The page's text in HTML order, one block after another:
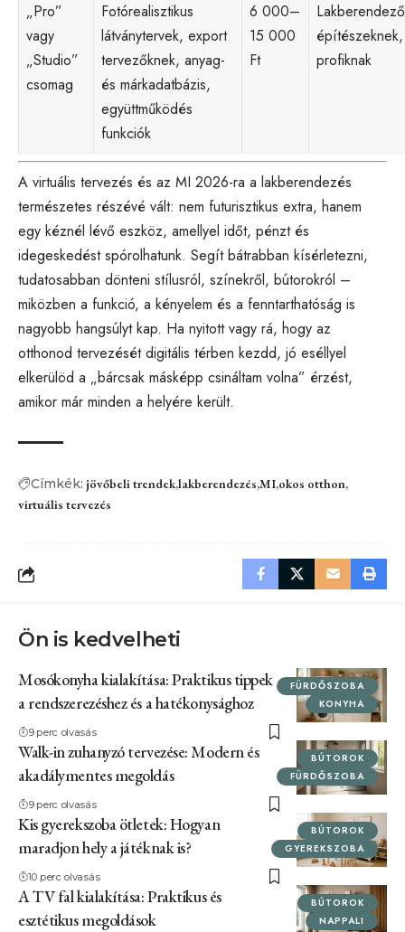
„Pro”
vagy
„Studio”
csomag
Fotórealisztikus
látványtervek, export
tervezőknek, anyag-
és márkadatbázis,
együttműködés
funkciók
6 000–
15 000
Ft
építészeknek,
profiknak
A virtuális tervezés és az MI 2026-ra a lakberendezés
természetes részévé vált: nem futurisztikus extra, hanem
egy kéznél lévő eszköz, amellyel időt, pénzt és
idegeskedést spórolhatunk. Segít bátrabban kísérletezni,
tudatosabban dönteni stílusról, színekről, bútorokról –
miközben a funkció, a kényelem és a fenntarthatóság is
nagyobb hangsúlyt kap. Ha nyitott vagy rá, hogy az
otthonod tervezését digitális térben kezdd, jó eséllyel
elkerülöd a „bárcsak másképp csináltam volna” érzést,
amikor már minden a helyére került.
Címkék: jövőbeli trendeklakberendezés MI okos otthon
virtuális tervezés
Ön is kedvelheti
FÜRDŐSZOBA
KONYHA
Mosókonyha kialakítása: Praktikus tippek
a rendszerezéshez és a hatékonysághoz
9 perc olvasás
BÚTOROK
FÜRDŐSZOBA
Walk-in zuhanyzó tervezése: Modern és
akadálymentes megoldás
9 perc olvasás
BÚTOROK
GYEREKSZOBA
Kis gyerekszoba ötletek: Hogyan
maradjon hely a játéknak is?
10 perc olvasás
BÚTOROK
NAPPALI
A TV fal kialakítása: Praktikus és
esztétikus megoldások